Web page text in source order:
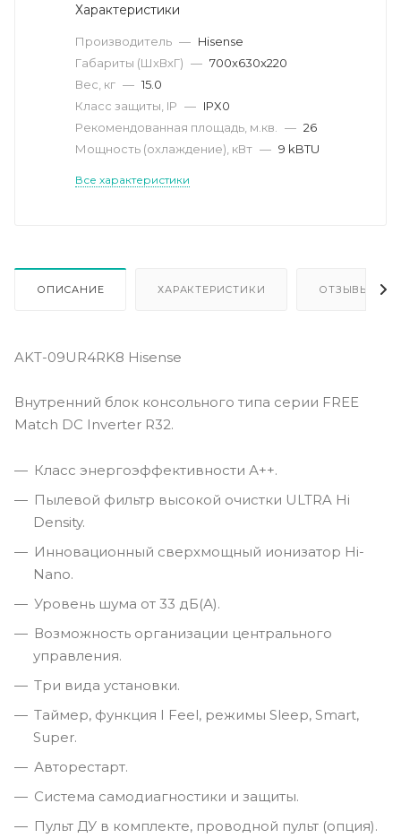
Характеристики
Производитель — Hisense
Габариты (ШхВхГ) — 700x630x220
Вес, кг — 15.0
Класс защиты, IP — IPX0
Рекомендованная площадь, м.кв.
— 26
Мощность (охлаждение), кВт — 9 kBTU
Все характеристики
ОПИСАНИЕ ХАРАКТЕРИСТИКИ ОТЗЫВЫ
AKT-09UR4RK8 Hisense
Внутренний блок консольного типа серии FREE
Match DC Inverter R32.
Класс энергоэффективности А++.
Пылевой фильтр высокой очистки ULTRA Hi
Density.
Инновационный сверхмощный ионизатор Hi-
Nano.
Уровень шума от 33 дБ(А).
Возможность организации центрального
управления.
Три вида установки.
Таймер, функция I Feel, режимы Sleep, Smart,
Super.
Авторестарт.
Система самодиагностики и защиты.
Пульт ДУ в комплекте, проводной пульт (опция).